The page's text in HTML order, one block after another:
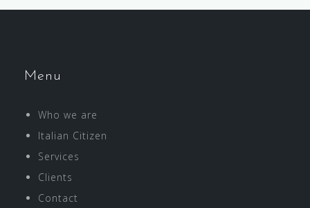
Menu
Who we are
Italian Citizen
Services
Clients
Contact